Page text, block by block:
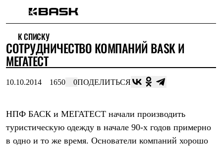
Интернет-магазин
Мужская одежда
Утепленная пухом
Куртки
Жилеты
Куртки
Штормовая одежда
Куртки
К СПИСКУ
CОТРУДНИЧЕСТВО КОМПАНИЙ BASK И
МЕГАТЕСТ
10.10.2014 1650 0ПОДЕЛИТЬСЯ
НПФ БАСК и МЕГАТЕСТ начали производить
туристическую одежду в начале 90-х годов примерно
в одно и то же время. Основатели компаний хорошо